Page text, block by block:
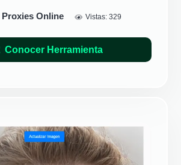
Online Vistas:329
Conocer Herramienta